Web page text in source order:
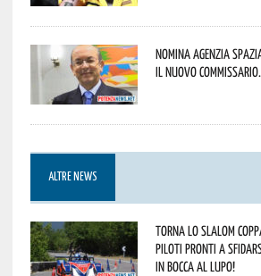
Nomina Agenzia
il nuovo
ALTRE NEWS
Torna lo Slalom
piloti pronti a
In bocca al lupo!